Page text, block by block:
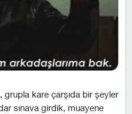
kare çarşıda bir şeyler
sınava girdik, muayene